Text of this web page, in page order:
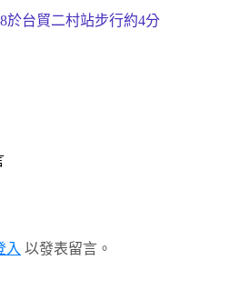
於台貿二村站步行約4分
入 以發表留言。